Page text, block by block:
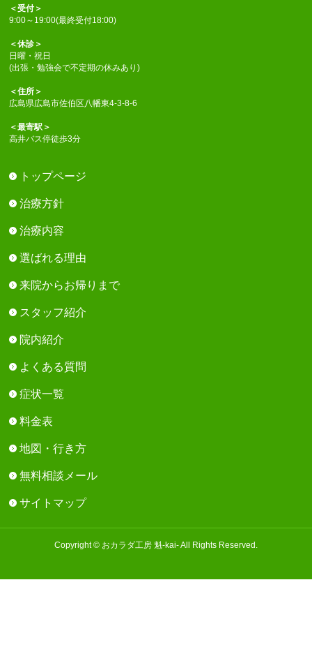
＜受付＞
9:00～19:00(最終受付18:00)
＜休診＞
日曜・祝日
(出張・勉強会で不定期の休みあり)
＜住所＞
広島県広島市佐伯区八幡東4-3-8-6
＜最寄駅＞
高井バス停徒歩3分
トップページ
治療方針
治療内容
選ばれる理由
来院からお帰りまで
スタッフ紹介
院内紹介
よくある質問
症状一覧
料金表
地図・行き方
無料相談メール
サイトマップ
Copyright © おカラダ工房 魁-kai- All Rights Reserved.